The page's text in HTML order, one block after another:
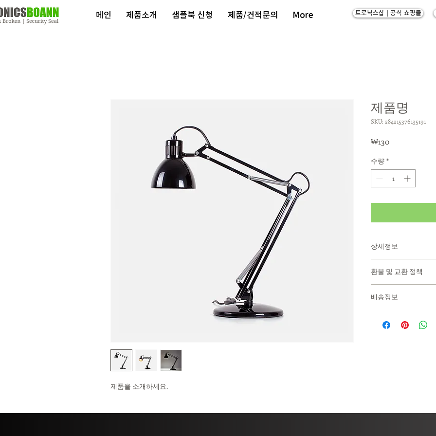
메인 제품소개 샘플북 신청 제품/견적문의 More 트로닉스샵 | 공식 쇼핑몰
제품을 소개하세요.
제품명
SKU: 284215376135191
₩130가
수량 *
상세정보
방법 등 친절하고 상
줍니다. 제품의 어떤
우선순위를 잘 생각
환불 및 교환 정책
정보를 제공하세요.
배송정보
한 설명은 소비자들